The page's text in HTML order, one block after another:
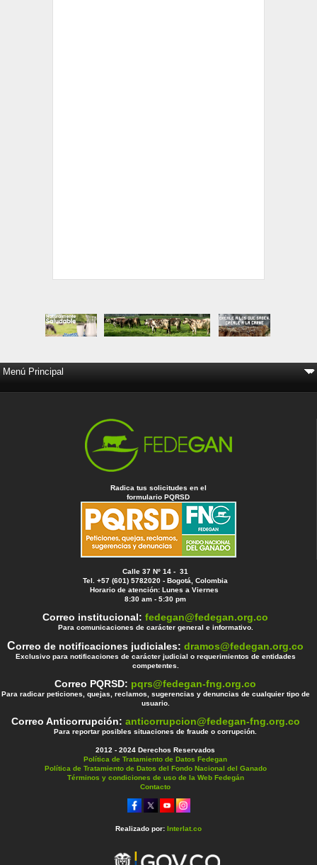
Radica tus solicitudes en el
formulario PQRSD
Calle 37 Nº 14 - 31
Tel. +57 (601) 5782020 - Bogotá, Colombia
Horario de atención: Lunes a Viernes
8:30 am - 5:30 pm
Correo institucional:fedegan@fedegan.org.co
Para comunicaciones de carácter general e informativo.
Correo de notificaciones judiciales:dramos@fedegan.org.co
Exclusivo para notificaciones de carácter judicial o requerimientos de entidades
competentes.
Correo PQRSD: pqrs@fedegan-fng.org.co
Para radicar peticiones, quejas, reclamos, sugerencias y denuncias de cualquier tipo de
usuario.
Correo Anticorrupción: anticorrupcion@fedegan-fng.org.co
Para reportar posibles situaciones de fraude o corrupción.
2012 - 2024 Derechos Reservados
Política de Tratamiento de Datos Fedegan
Política de Tratamiento de Datos del Fondo Nacional del Ganado
Términos y condiciones de uso de la Web Fedegán
Contacto
Realizado por: Interlat.co